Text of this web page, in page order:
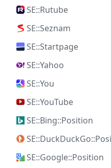
SE::Rutube
SE::Seznam
SE::Startpage
SE::Yahoo
SE::You
SE::YouTube
SE::Bing::Position
SE::Google::Position